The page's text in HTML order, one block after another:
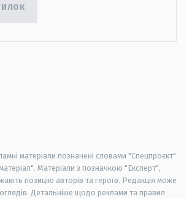
матеріали позначені словами "Спецпроєкт"
Матеріали з позначкою "Експерт",
позицію авторів та героїв. Редакція може
Детальніше щодо реклами та правил